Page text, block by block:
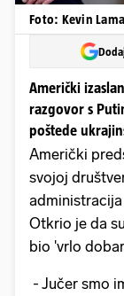
Foto: Kevin
Američki
razgovor s
poštede
Američki
svojoj
Otkrio je da
bio 'vrlo
- Jučer smo